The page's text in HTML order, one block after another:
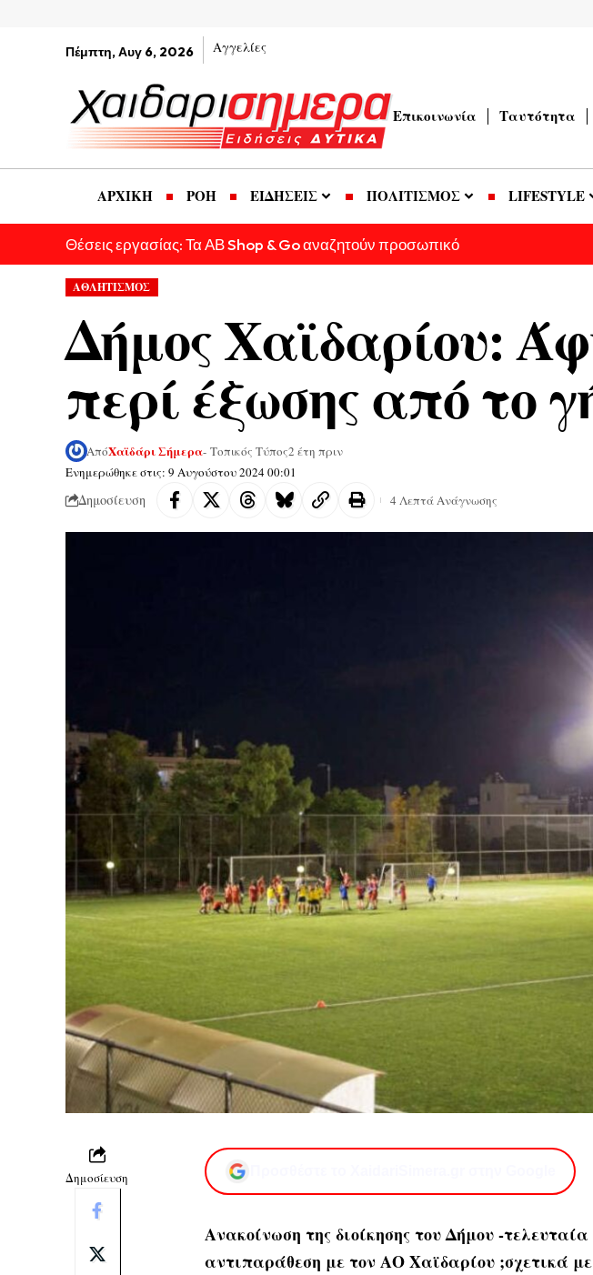
Πέμπτη, Αυγ 6, 2026 Αγγελίες
Επικοινωνία Ταυτότητα
ΑΡΧΙΚΗ ΡΟΗ ΕΙΔΗΣΕΙΣ ΠΟΛΙΤΙΣΜΟΣ LIFESTYLE
Θέσεις εργασίας: Τα ΑΒ Shop & Go αναζητούν προσωπικό
ΑΘΛΗΤΙΣΜΟΣ
Δήμος Χαϊδαρίου:
περί έξωσης από το
Ενημερώθηκε στις: 9 Αυγούστου 2024 00:01
ΑπόΧαϊδάρι Σήμερα- Τοπικός Τύπος2 έτη πριν
Δημοσίευση 4 Λεπτά Ανάγνωσης
Δημοσίευση
Ανακοίνωση της διοίκησης του Δήμου -
αντιπαράθεση με τον ΑΟ Χαϊδαρίου ;σχετικά